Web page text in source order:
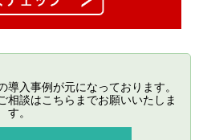
入事例が元になっております。
相談はこちらまでお願いいたしま
す。